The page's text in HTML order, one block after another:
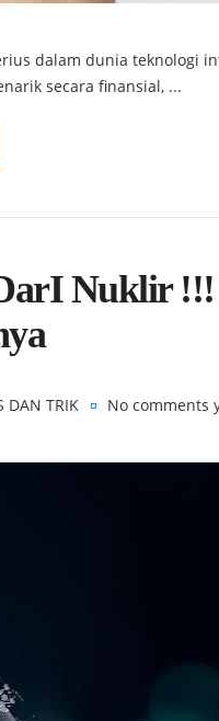
dalam dunia teknologi
secara finansial, ...
Nuklir
DAN TRIK No comments